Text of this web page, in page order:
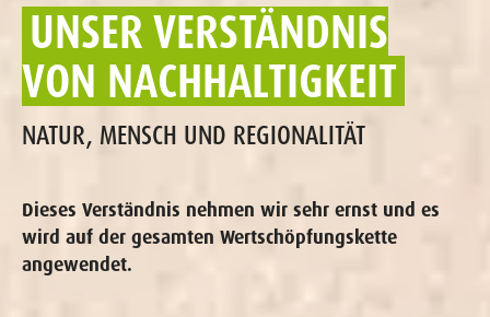
UNSER VERSTÄNDNIS
VON NACH­HALTIGKEIT
NATUR, MENSCH UND REGIONALITÄT
Dieses Verständnis nehmen wir sehr ernst und es
wird auf der gesamten Wertschöpfungskette
angewendet.